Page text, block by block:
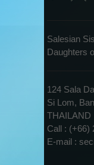
Salesian
Daughters
124 Sala
Si Lom,
THAILAND
Call : (+66)
E-mail :